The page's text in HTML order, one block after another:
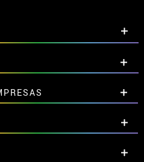
grupos.
y empresas.